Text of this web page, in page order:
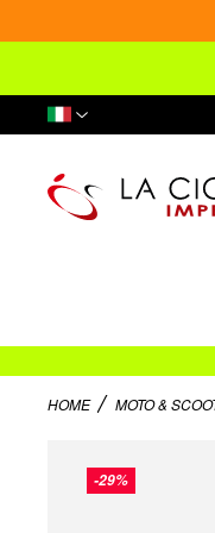
Lingua
HOME MOTO &
-29%